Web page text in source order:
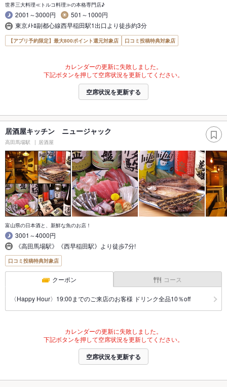
世界三大料理≪トルコ料理≫の本格専門店♪
2001～3000円
501～1000円
東京ﾒﾄﾛ副都心線西早稲田駅1出口より徒歩約3分
【アプリ予約限定】最大800ポイント還元対象店 口コミ投稿特典対象店
カレンダーの更新に失敗しました。
下記ボタンを押して空席状況を更新してください。
空席状況を更新する
居酒屋キッチン ニュージャック
高田馬場駅 居酒屋
富山県の日本酒と、新鮮な魚のお店！
3001～4000円
《高田馬場駅》《西早稲田駅》より徒歩7分!
口コミ投稿特典対象店
クーポン コース
〈Happy Hour〉19:00までのご来店のお客様 ドリンク全品10％off
カレンダーの更新に失敗しました。
下記ボタンを押して空席状況を更新してください。
空席状況を更新する